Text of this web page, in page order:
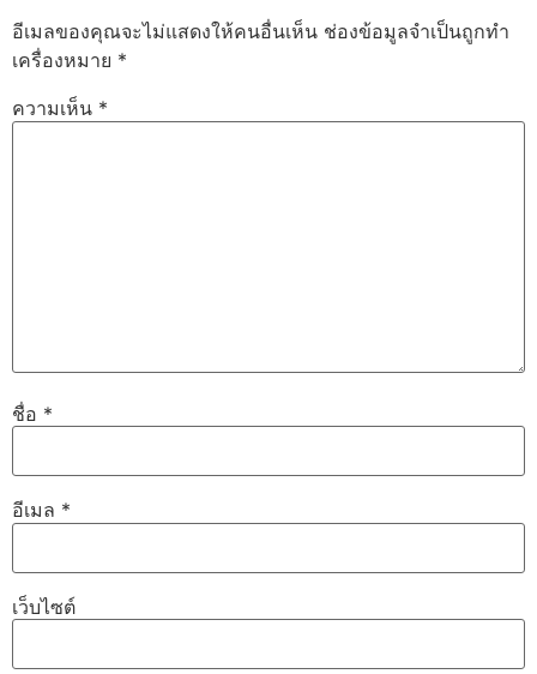
อีเมลของคุณจะไม่แสดงให้คนอื่นเห็น ช่องข้อมูลจำเป็นถูกทำ
เครื่องหมาย *
ความเห็น *
ชื่อ *
อีเมล *
เว็บไซต์